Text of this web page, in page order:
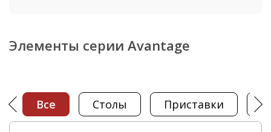
вышеперечисленным требованиям.
универсальном цвете, которая отлично
сочетается с интерьерами любых
стилистических направлений. Кроме того,
Элементы серии Avantage
Все столы приставки